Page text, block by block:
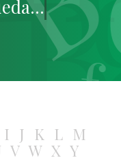
I J K L M
V W X Y